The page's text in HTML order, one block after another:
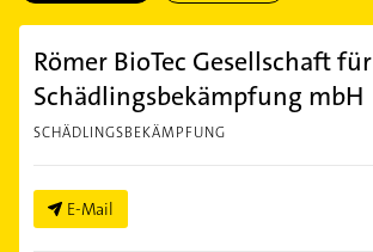
Römer BioTec Gesellschaft für
Schädlingsbekämpfung mbH
SCHÄDLINGSBEKÄMPFUNG
E-Mail